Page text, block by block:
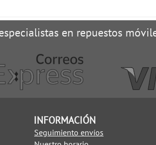
en repuestos
INFORMACIÓN
Seguimiento envíos